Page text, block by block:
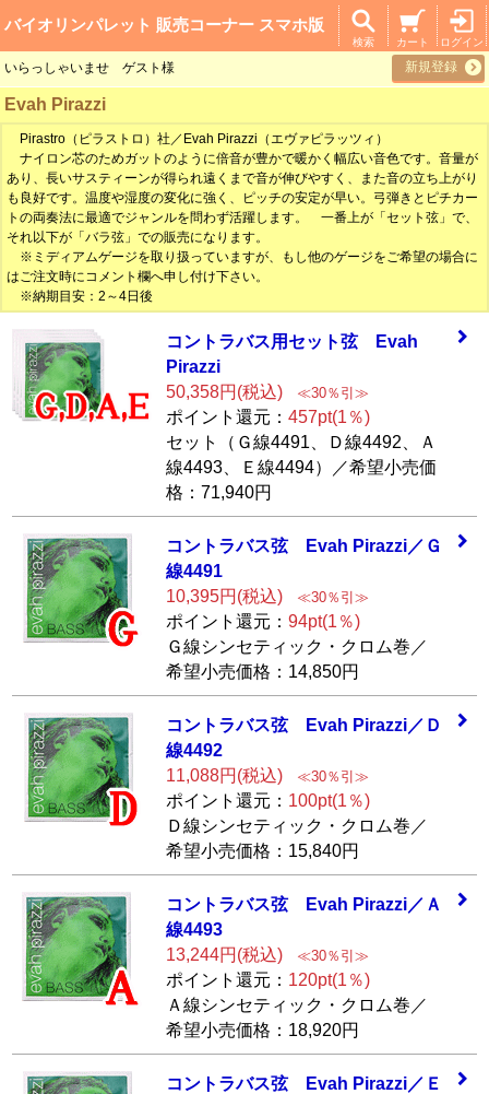
バイオリンパレット 販売コーナー スマホ版
ログイン
カート
検索
いらっしゃいませ ゲスト様 新規登録
Evah Pirazzi
Pirastro（ピラストロ）社／Evah Pirazzi（エヴァピラッツィ）
ナイロン芯のためガットのように倍音が豊かで暖かく幅広い音色です。音量が
あり、長いサスティーンが得られ遠くまで音が伸びやすく、また音の立ち上がり
も良好です。温度や湿度の変化に強く、ピッチの安定が早い。弓弾きとピチカー
トの両奏法に最適でジャンルを問わず活躍します。 一番上が「セット弦」で、
それ以下が「バラ弦」での販売になります。
※ミディアムゲージを取り扱っていますが、もし他のゲージをご希望の場合に
はご注文時にコメント欄へ申し付け下さい。
※納期目安：2～4日後
コントラバス用セット弦 Evah
Pirazzi
50,358円(税込)≪30％引≫
ポイント還元： 457pt(1％)
セット（Ｇ線4491、Ｄ線4492、Ａ
線4493、Ｅ線4494）／希望小売価
格：71,940円
コントラバス弦
Evah Pirazzi／Ｇ
線4491
10,395円(税込)≪30％引≫
ポイント還元： 94pt(1％)
Ｇ線シンセティック・クロム巻／
希望小売価格：14,850円
コントラバス弦
Evah Pirazzi／Ｄ
線4492
11,088円(税込)≪30％引≫
ポイント還元： 100pt(1％)
Ｄ線シンセティック・クロム巻／
希望小売価格：15,840円
コントラバス弦
Evah Pirazzi／Ａ
線4493
13,244円(税込)≪30％引≫
ポイント還元： 120pt(1％)
Ａ線シンセティック・クロム巻／
希望小売価格：18,920円
コントラバス弦
Evah Pirazzi／Ｅ